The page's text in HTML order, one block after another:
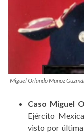
Miguel Orlando Muñoz
Caso Miguel
Ejército
visto por